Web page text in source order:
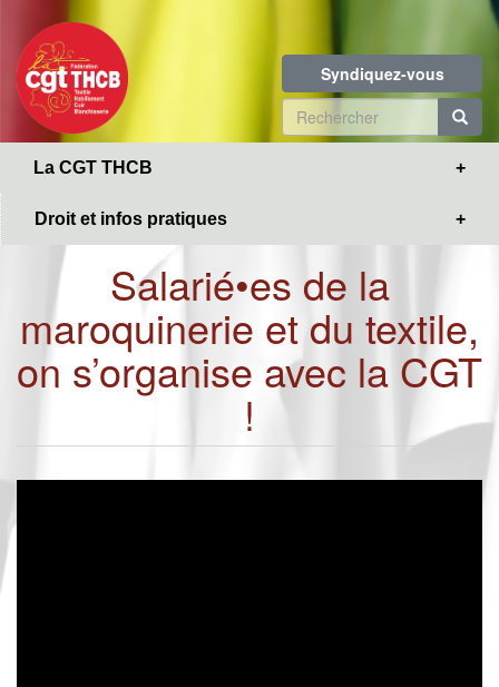
contenu
principal
Syndiquez-vous
Formulaire
de
La CGT THCB
Droit et infos pratiques
Salarié•es de la
maroquinerie et du textile,
on s’organise avec la CGT
!